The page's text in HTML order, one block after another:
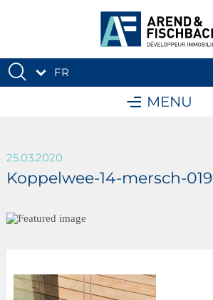
FR
MENU
25.03.2020
Koppelwee-14-mersch-019